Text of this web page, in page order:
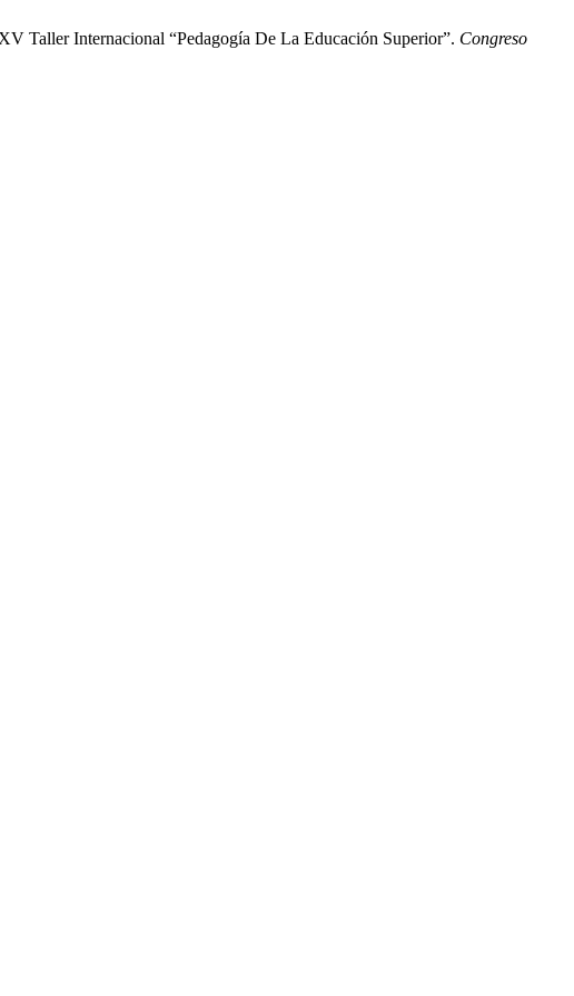
Taller Internacional “Pedagogía De La Educación Superior”. Congreso